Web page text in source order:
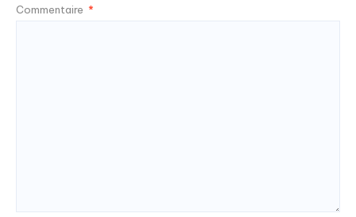
Commentaire *